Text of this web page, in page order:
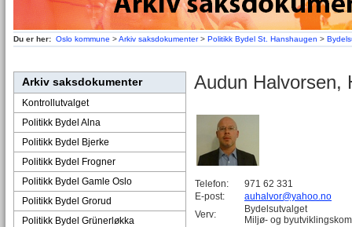
Du er her: Oslo kommune >Arkiv saksdokumenter> Politikk Bydel St. Hanshaugen >
Arkiv saksdokumenter
Kontrollutvalget
Politikk Bydel Alna
Politikk Bydel Bjerke
Politikk Bydel Frogner
Politikk Bydel Gamle Oslo
Politikk Bydel Grorud
Politikk Bydel Grünerløkka
Audun Halvorsen,
Telefon:
971 62 331
E-post:
auhalvor@yahoo.no
Verv:
Bydelsutvalget
Miljø- og